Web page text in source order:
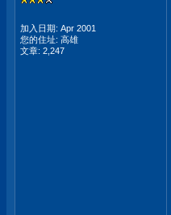
加入日期: Apr 2001
您的住址: 高雄
文章: 2,247